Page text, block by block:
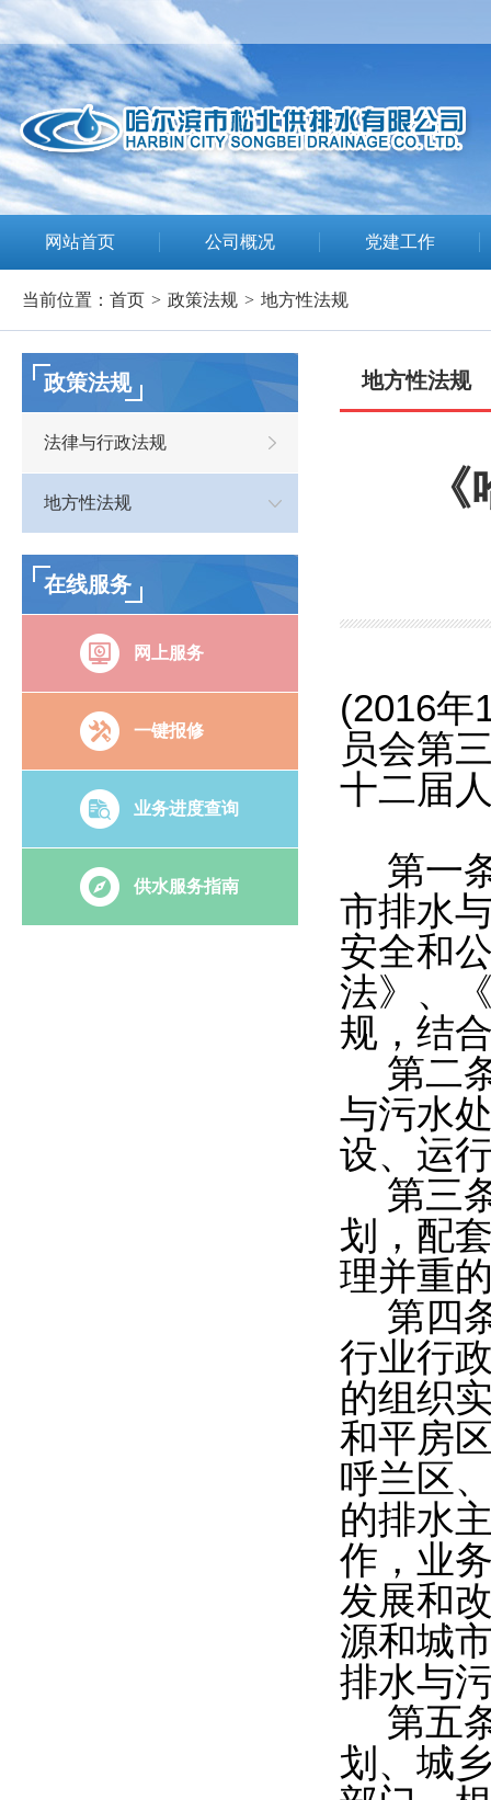
网站首页 公司概况 党建工作
当前位置： 首页 > 政策法规 > 地方性法规
地方性法规
(2016年
员会第
十二届
第一
市排水
安全和
法》、
规，结
第二
与污水
设、运
第三
划，配
理并重
第四
行业行
的组织
和平房
呼兰区
的排水
作，业
发展和
源和城
排水与
第五
划、城
政策法规
法律与行政法规
地方性法规
在线服务
网上服务
一键报修
业务进度查询
供水服务指南